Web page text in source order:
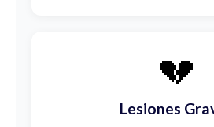
💔
Lesiones